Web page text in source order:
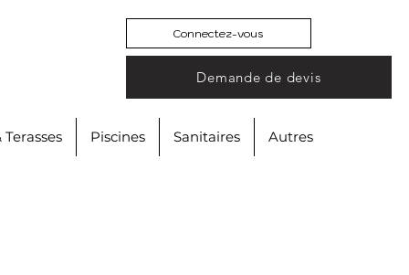
Connectez-vous
Demande de devis
Piscines Sanitaires Autres